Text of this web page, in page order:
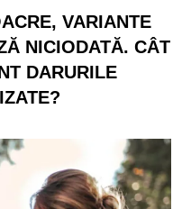
VARIANTE
NICIODATĂ. CÂT
DARURILE